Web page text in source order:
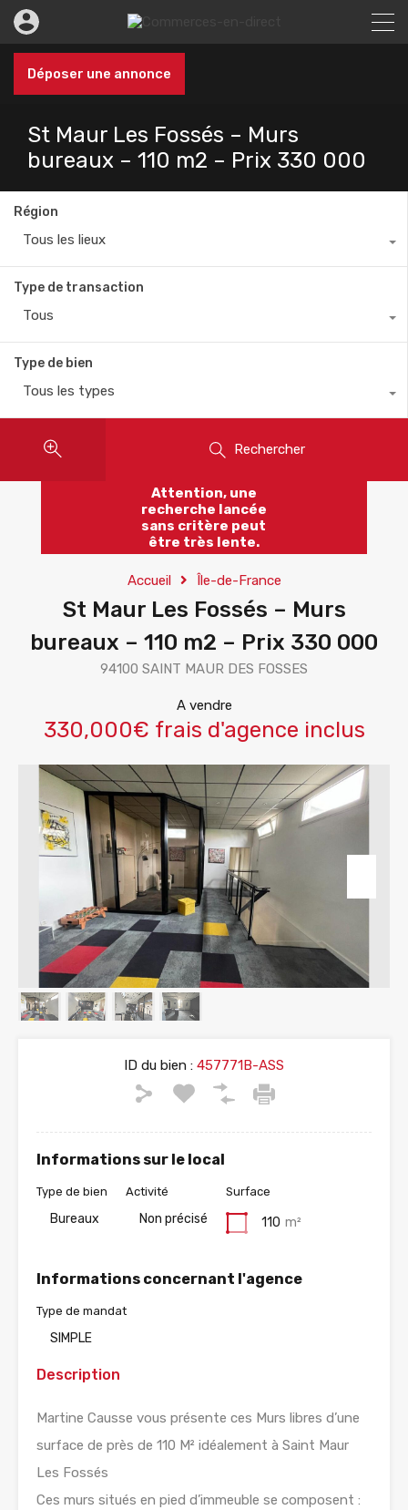
Déposer une annonce
St Maur Les Fossés – Murs
bureaux – 110 m2 – Prix 330 000
Région
Tous les lieux
Type de transaction
Tous
Type de bien
Tous les types
Rechercher
Attention, une
recherche lancée
sans critère peut
être très lente.
Accueil Île-de-France
St Maur Les Fossés – Murs
bureaux – 110 m2 – Prix 330 000
94100 SAINT MAUR DES FOSSES
A vendre
330,000€ frais d'agence inclus
ID du bien : 457771B-ASS
Informations sur le local
Type de bien
Bureaux
Activité
Non précisé
Surface
110 m²
Informations concernant l'agence
Type de mandat
SIMPLE
Description
Martine Causse vous présente ces Murs libres d’une
surface de près de 110 M² idéalement à Saint Maur
Les Fossés
Ces murs situés en pied d’immeuble se composent :